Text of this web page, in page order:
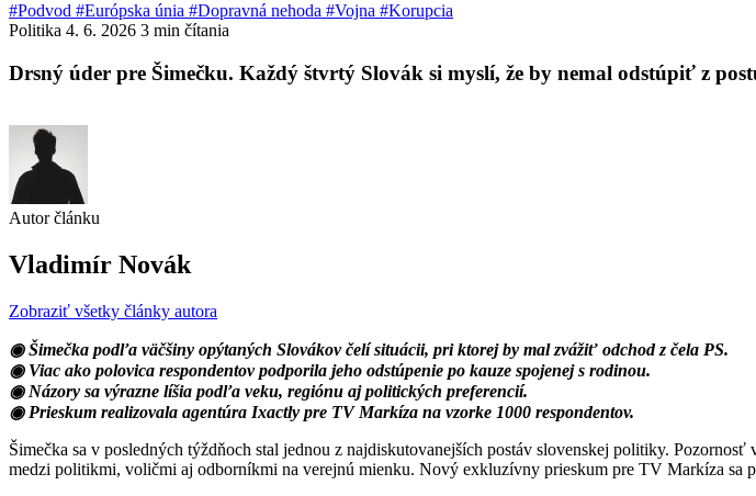
#Podvod #Európska únia #Dopravná nehoda #Vojna #Korupcia
Politika 4. 6. 2026 3 min čítania
Drsný úder pre Šimečku. Každý štvrtý Slovák si myslí, že by nemal odstúpiť z
Autor článku
Vladimír Novák
Zobraziť všetky články autora
◉ Šimečka podľa väčšiny opýtaných Slovákov čelí situácii, pri ktorej by mal zvážiť odchod z čela PS.
◉ Viac ako polovica respondentov podporila jeho odstúpenie po kauze spojenej s rodinou.
◉ Názory sa výrazne líšia podľa veku, regiónu aj politických preferencií.
◉ Prieskum realizovala agentúra Ixactly pre TV Markíza na vzorke 1000 respondentov.
Šimečka sa v posledných týždňoch stal jednou z najdiskutovanejších postáv slovenskej politiky.
medzi politikmi, voličmi aj odborníkmi na verejnú mienku. Nový exkluzívny prieskum pre TV Markíza sa